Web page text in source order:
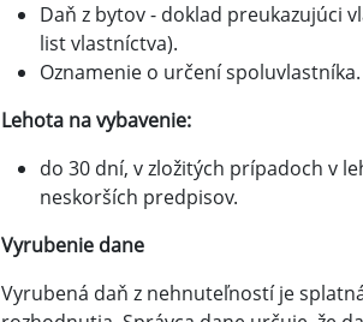
Daň z bytov - doklad preukazujúci
list vlastníctva).
Oznamenie o určení spoluvlastníka.
Lehota na vybavenie:
do 30 dní, v zložitých prípadoch v
neskorších predpisov.
Vyrubenie dane
Vyrubená daň z nehnuteľností je